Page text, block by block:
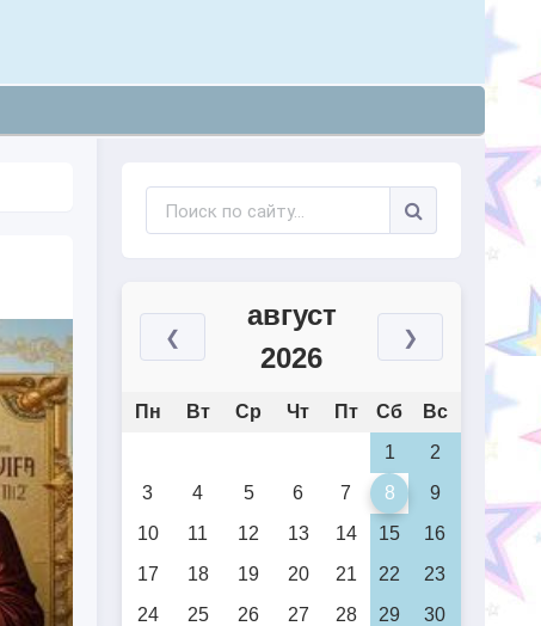
❮
август
2026
❯
Пн Вт Ср Чт Пт Сб
Вс
1
2
3
4 5 6 7 8
9
10
11 12 13 14 15
16
17
18 19 20 21 22
23
24
25 26 27 28 29
30